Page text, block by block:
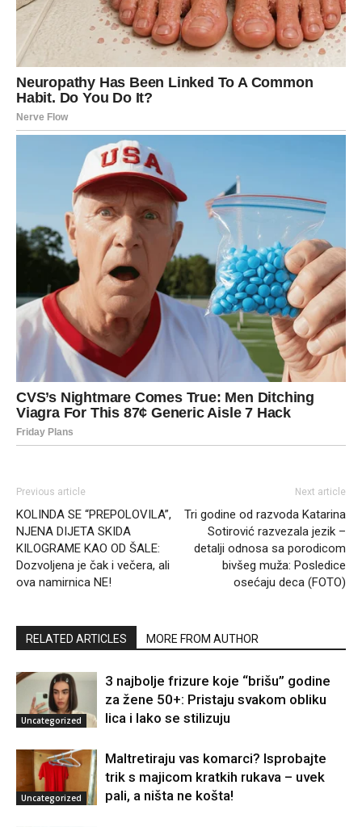
Previous article
KOLINDA SE “PREPOLOVILA”,
NJENA DIJETA SKIDA
KILOGRAME KAO OD ŠALE:
Dozvoljena je čak i večera, ali
ova namirnica NE!
Next article
Tri godine od razvoda Katarina
Sotirović razvezala jezik –
detalji odnosa sa porodicom
bivšeg muža: Posledice
osećaju deca (FOTO)
RELATED ARTICLES MORE FROM AUTHOR
Uncategorized
3 najbolje frizure koje “brišu” godine
za žene 50+: Pristaju svakom obliku
lica i lako se stilizuju
Uncategorized
Maltretiraju vas komarci? Isprobajte
trik s majicom kratkih rukava – uvek
pali, a ništa ne košta!